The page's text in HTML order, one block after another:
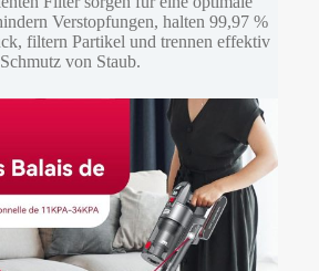
Verstopfungen, halten 99,97 %
filtern Partikel und trennen effektiv
Schmutz von Staub.